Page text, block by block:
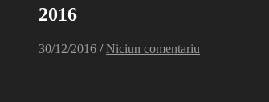
2016
30/12/2016 / Niciun comentariu